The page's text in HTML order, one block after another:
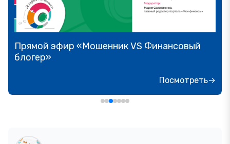
Прямой эфир «Мошенник VS Финансовый
блогер»
Посмотреть→